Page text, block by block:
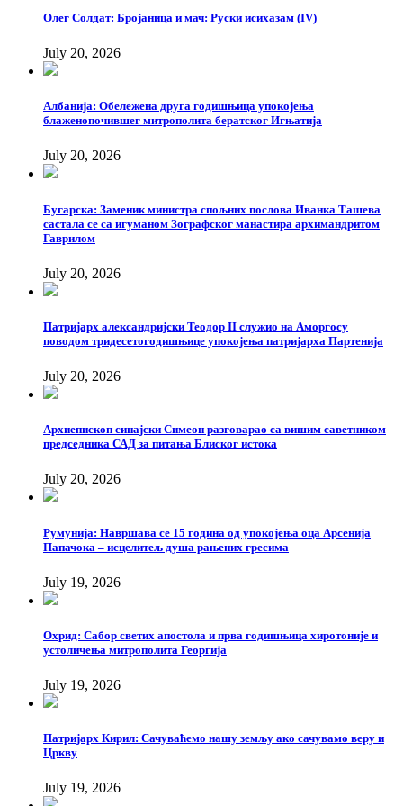
Олег Солдат: Бројаница и мач: Руски исихазам (IV)
July 20, 2026
Албанија: Обележена друга годишњица упокојења
блаженопочившег митрополита бератског Игњатија
July 20, 2026
Бугарска: Заменик министра спољних послова Иванка Ташева
састала се са игуманом Зографског манастира архимандритом
Гаврилом
July 20, 2026
Патријарх александријски Теодор II служио на Аморгосу
поводом тридесетогодишњице упокојења патријарха Партенија
July 20, 2026
Архиепископ синајски Симеон разговарао са вишим саветником
председника САД за питања Блиског истока
July 20, 2026
Румунија: Навршава се 15 година од упокојења оца Арсенија
Папачока – исцелитељ душа рањених гресима
July 19, 2026
Охрид: Сабор светих апостола и прва годишњица хиротоније и
устоличења митрополита Георгија
July 19, 2026
Патријарх Кирил: Сачуваћемо нашу земљу ако сачувамо веру и
Цркву
July 19, 2026